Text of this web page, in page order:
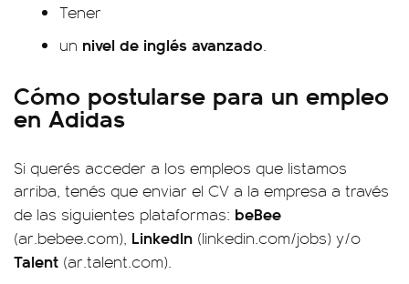
Tener
un nivel de inglés avanzado.
Cómo postularse para un empleo
en Adidas
Si querés acceder a los empleos que listamos
arriba, tenés que enviar el CV a la empresa a través
de las siguientes plataformas: beBee
(ar.bebee.com), LinkedIn (linkedin.com/jobs) y/o
Talent (ar.talent.com).